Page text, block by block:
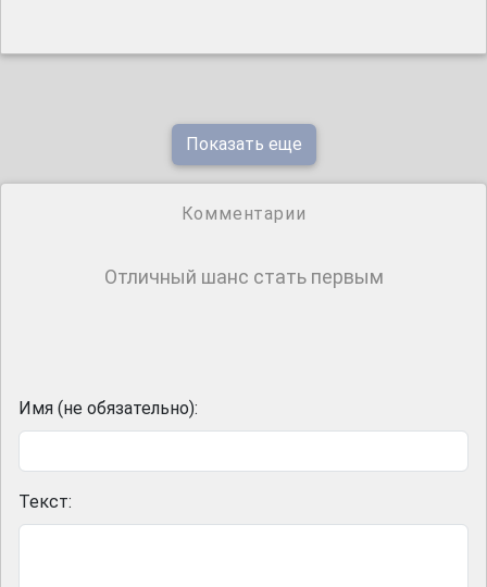
Показать еще
Комментарии
Отличный шанс стать первым
Имя (не обязательно):
Текст: